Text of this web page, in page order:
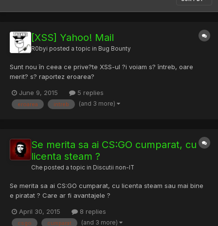
[XSS] Yahoo! Mail
R0byi posted a topic in Bug Bounty
Sunt nou în ceea ce prive?te XSS-ul ?i voiam s? întreb, oare
merit? s? raportez eroarea?
June 9, 2015 5 replies
eroarea intreb (and 3 more)
Se merita sa ai CS:GO cumparat, cu
licenta steam ?
Che posted a topic in Discutii non-IT
Se merita sa ai CS:GO cumparat, cu licenta steam sau mai bine
e piratat ? Care ar fi avantajele ?
April 30, 2015 8 replies
csgo cumparat (and 3 more)